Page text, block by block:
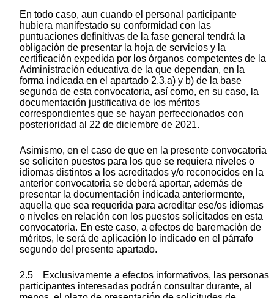
En todo caso, aun cuando el personal participante
hubiera manifestado su conformidad con las
puntuaciones definitivas de la fase general tendrá la
obligación de presentar la hoja de servicios y la
certificación expedida por los órganos competentes de la
Administración educativa de la que dependan, en la
forma indicada en el apartado 2.3.a) y b) de la base
segunda de esta convocatoria, así como, en su caso, la
documentación justificativa de los méritos
correspondientes que se hayan perfeccionados con
posterioridad al 22 de diciembre de 2021.
Asimismo, en el caso de que en la presente convocatoria
se soliciten puestos para los que se requiera niveles o
idiomas distintos a los acreditados y/o reconocidos en la
anterior convocatoria se deberá aportar, además de
presentar la documentación indicada anteriormente,
aquella que sea requerida para acreditar ese/os idiomas
o niveles en relación con los puestos solicitados en esta
convocatoria. En este caso, a efectos de baremación de
méritos, le será de aplicación lo indicado en el párrafo
segundo del presente apartado.
2.5 Exclusivamente a efectos informativos, las personas
participantes interesadas podrán consultar durante, al